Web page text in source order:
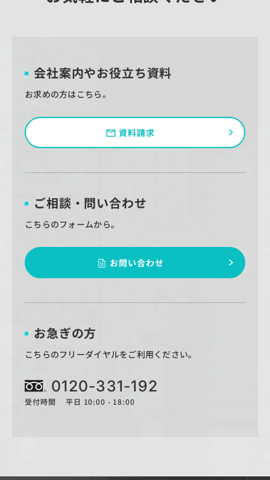
会社案内やお役立ち資料
お求めの方はこちら。
資料請求
ご相談・問い合わせ
こちらのフォームから。
お問い合わせ
お急ぎの方
こちらのフリーダイヤルをご利用ください。
0120-331-192
受付時間 平日 10:00 - 18:00